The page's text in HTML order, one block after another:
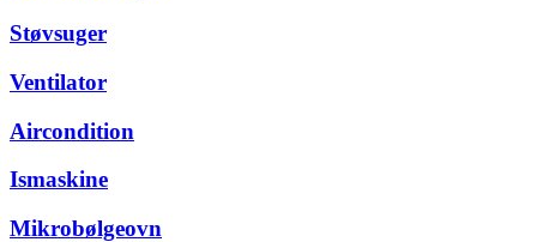
Støvsuger
Ventilator
Aircondition
Ismaskine
Mikrobølgeovn